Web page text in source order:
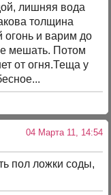
лишняя вода
толщина
и варим до
мешать. Потом
от огня.Теща у
04 Марта 11, 14:54
пол ложки соды,